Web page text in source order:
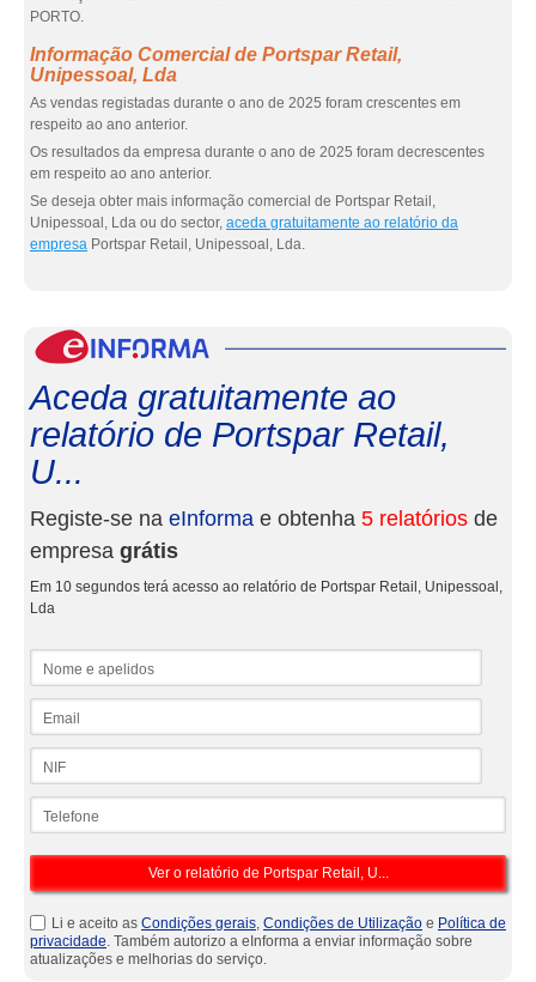
PORTO.
Informação Comercial de Portspar Retail,
Unipessoal, Lda
As vendas registadas durante o ano de 2025 foram crescentes em
respeito ao ano anterior.
Os resultados da empresa durante o ano de 2025 foram decrescentes
em respeito ao ano anterior.
Se deseja obter mais informação comercial de Portspar Retail,
Unipessoal, Lda ou do sector, aceda gratuitamente ao relatório da
empresa Portspar Retail, Unipessoal, Lda.
Aceda gratuitamente ao
relatório de Portspar Retail,
U...
Registe-se na eInforma e obtenha 5 relatórios de
empresa grátis
Em 10 segundos terá acesso ao relatório de Portspar Retail, Unipessoal,
Lda
Li e aceito as Condições gerais, Condições de Utilização e Política de
privacidade. Também autorizo a eInforma a enviar informação sobre
atualizações e melhorias do serviço.